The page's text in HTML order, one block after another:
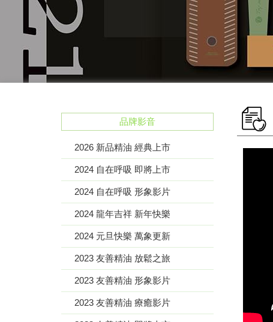
品牌影音
2026 新品精油 經典上市
2024 自在呼吸 即將上市
2024 自在呼吸 形象影片
2024 龍年吉祥 新年快樂
2024 元旦快樂 萬象更新
2023 友善精油 放鬆之旅
2023 友善精油 形象影片
2023 友善精油 療癒影片